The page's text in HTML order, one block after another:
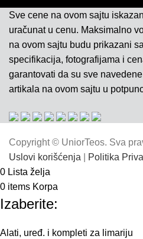
Sve cene na ovom sajtu
uračunat u cenu. Maksimalno
na ovom sajtu budu prikazani
specifikacija, fotografijama i
garantovati da su sve
artikala na ovom sajtu u
Copyright © UniorTeos. Sva
Uslovi korišćenja
Politika
0 Lista želja
0 items Korpa
Izaberite:
Alati, uređ. i kompleti za limariju